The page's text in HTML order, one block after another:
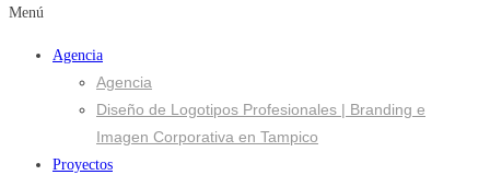
Menú
Agencia
Agencia
Diseño de Logotipos Profesionales | Branding e
Imagen Corporativa en Tampico
Proyectos